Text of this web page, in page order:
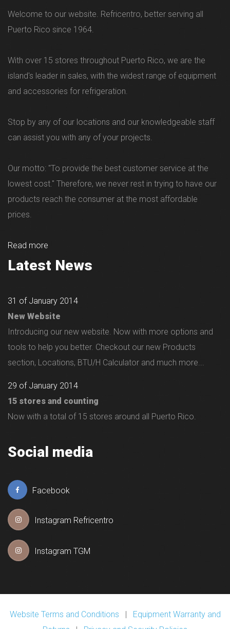
Welcome to our website. Refricentro, better serving all
Puerto Rico since 1964.
With over 15 stores throughout Puerto Rico, we are the
island's leader in sales, with the widest range of equipment
and accessories for refrigeration.
Stop by any of our locations and our knowledgeable staff
can assist you with any of your projects.
Our motto: "To provide the best customer service at the
lowest cost." Therefore, we never rest in trying to have our
products reach the consumer at the most affordable
prices.
Read more
Latest News
31 of January 2014
New Website
Introducing our new website. Now with more options and
tools to help you better. Checkout our new Products
section, Locations, BTU/H Calculator and much more...
29 of January 2014
15 stores and counting
Now with a total of 15 stores around all Puerto Rico.
Social media
Facebook
Instagram Refricentro
Instagram TGM
Website Terms and Conditions | Equipment Warranty and